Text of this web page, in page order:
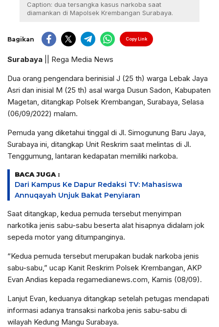
Caption: dua tersangka kasus narkoba saat
diamankan di Mapolsek Krembangan Surabaya.
Bagikan Copy Link
Surabaya || Rega Media News
Dua orang pengendara berinisial J (25 th) warga Lebak Jaya
Asri dan inisial M (25 th) asal warga Dusun Sadon, Kabupaten
Magetan, ditangkap Polsek Krembangan, Surabaya, Selasa
(06/09/2022) malam.
Pemuda yang diketahui tinggal di Jl. Simogunung Baru Jaya,
Surabaya ini, ditangkap Unit Reskrim saat melintas di Jl.
Tenggumung, lantaran kedapatan memiliki narkoba.
BACA JUGA :
Dari Kampus Ke Dapur Redaksi TV: Mahasiswa
Annuqayah Unjuk Bakat Penyiaran
Saat ditangkap, kedua pemuda tersebut menyimpan
narkotika jenis sabu-sabu beserta alat hisapnya didalam jok
sepeda motor yang ditumpanginya.
“Kedua pemuda tersebut merupakan budak narkoba jenis
sabu-sabu,” ucap Kanit Reskrim Polsek Krembangan, AKP
Evan Andias kepada regamedianews.com, Kamis (08/09).
Lanjut Evan, keduanya ditangkap setelah petugas mendapati
informasi adanya transaksi narkoba jenis sabu-sabu di
wilayah Kedung Mangu Surabaya.